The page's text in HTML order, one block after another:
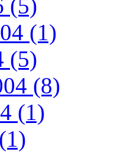
(5)
(1)
(5)
(8)
(1)